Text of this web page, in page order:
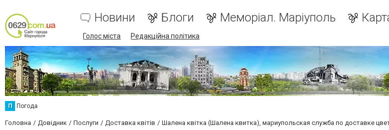
Новини Блоги Меморіал. Маріуполь
Голос міста Редакційна політика
П Погода
Головна Довідник Послуги Доставка квітів Шалена квітка (Шалена квитка), мариупольская служба по доставке